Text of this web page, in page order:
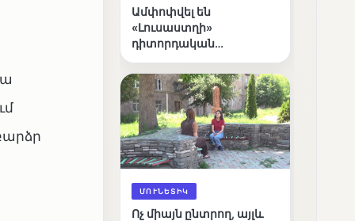
Ամփոփվել են
«Լուսաստղի»
դիտորդական
արդյունքները
ՄՈՒՆԵՏԻԿ
Ոչ միայն ընտրող, այլև